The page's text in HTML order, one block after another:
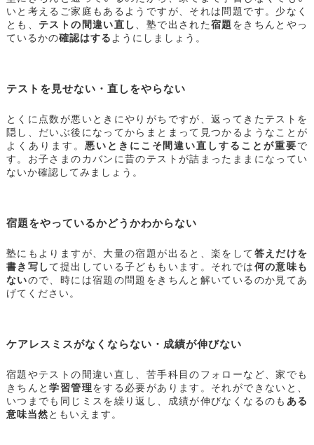
いと考えるご家庭もあるようですが、それは問題です。少なく
とも、 テストの間違い直し 、塾で出された宿題 をきちんとやっ
ているかの確認はする ようにしましょう。
テストを見せない・直しをやらない
とくに点数が悪いときにやりがちですが、返ってきたテストを
隠し、だいぶ後になってからまとまって見つかるようなことが
よくあります。 悪いときにこそ間違い直しすることが重要 で
す。お子さまのカバンに昔のテストが詰まったままになってい
ないか確認してみましょう。
宿題をやっているかどうかわからない
塾にもよりますが、大量の宿題が出ると、楽をして 答えだけを
書き写し て提出している子どももいます。それでは 何の意味も
ないので、時には宿題の問題をきちんと解いているのか見てあ
げてください。
ケアレスミスがなくならない・成績が伸びない
宿題やテストの間違い直し、苦手科目のフォローなど、家でも
きちんと学習管理をする必要があります。それができないと、
いつまでも同じミスを繰り返し、成績が伸びなくなるのも ある
意味当然 ともいえます。